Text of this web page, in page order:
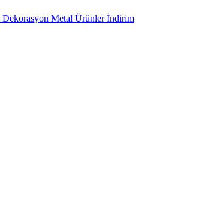
Dekorasyon Metal Ürünlerİndirim